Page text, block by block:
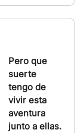
Pero que
suerte
tengo de
vivir esta
aventura
junto a ellas.